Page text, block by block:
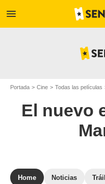
menu
Portada Cine Todas las películas
El nuevo
Home Noticias